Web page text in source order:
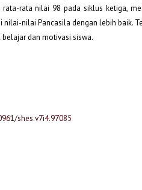
rata nilai 98 pada siklus ketiga,
nilai-nilai Pancasila dengan lebih baik.
dan motivasi siswa.
shes.v7i4.97085